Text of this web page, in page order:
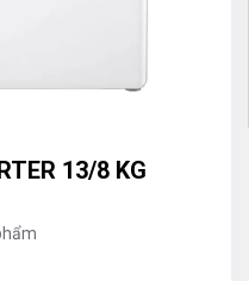
13/8 KG